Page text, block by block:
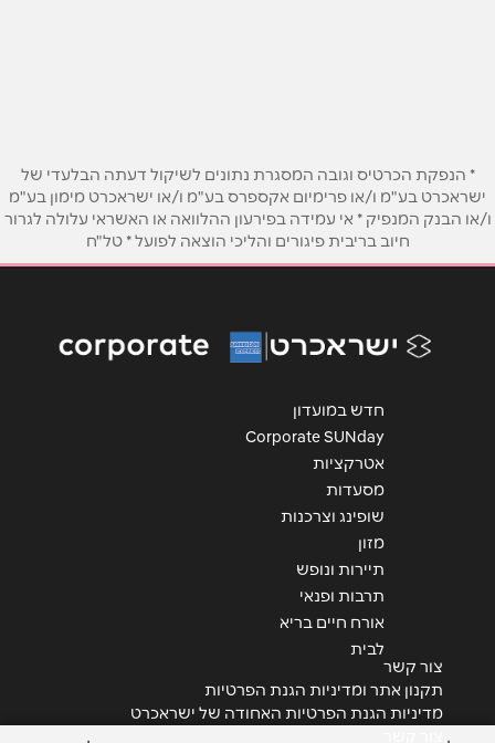
שם מלא*
טלפון*
אנא חזרו אלי בקשר ל...
הודעה*
* הנפקת הכרטיס וגובה המסגרת נתונים לשיקול דעתה הבלעדי של
ישראכרט בע"מ ו/או פרימיום אקספרס בע"מ ו/או ישראכרט מימון בע"מ
ו/או הבנק המנפיק * אי עמידה בפירעון ההלוואה או האשראי עלולה לגרור
חיוב בריבית פיגורים והליכי הוצאה לפועל * טל"ח
חדש במועדון
Corporate SUNday
אטרקציות
מסעדות
שופינג וצרכנות
מזון
תיירות ונופש
תרבות ופנאי
אורח חיים בריא
לבית
צור קשר
תקנון אתר ומדיניות הגנת הפרטיות
מדיניות הגנת הפרטיות האחודה של ישראכרט